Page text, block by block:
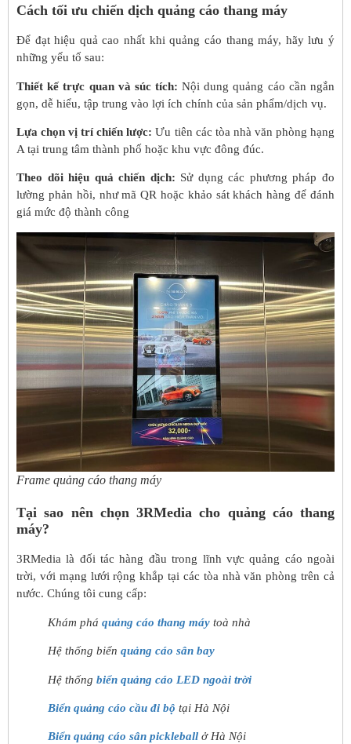
Cách tối ưu chiến dịch quảng cáo thang máy
Để đạt hiệu quả cao nhất khi quảng cáo thang máy, hãy lưu ý
những yếu tố sau:
Thiết kế trực quan và súc tích: Nội dung quảng cáo cần ngắn
gọn, dễ hiểu, tập trung vào lợi ích chính của sản phẩm/dịch vụ.
Lựa chọn vị trí chiến lược: Ưu tiên các tòa nhà văn phòng hạng
A tại trung tâm thành phố hoặc khu vực đông đúc.
Theo dõi hiệu quả chiến dịch: Sử dụng các phương pháp đo
lường phản hồi, như mã QR hoặc khảo sát khách hàng để đánh
giá mức độ thành công
Frame quảng cáo thang máy
Tại sao nên chọn 3RMedia cho quảng cáo thang
máy?
3RMedia là đối tác hàng đầu trong lĩnh vực quảng cáo ngoài
trời, với mạng lưới rộng khắp tại các tòa nhà văn phòng trên cả
nước. Chúng tôi cung cấp:
Khám phá quảng cáo thang máy toà nhà
Hệ thống biển quảng cáo sân bay
Hệ thống biển quảng cáo LED ngoài trời
Biển quảng cáo cầu đi bộ tại Hà Nội
Biển quảng cáo sân pickleball ở Hà Nội